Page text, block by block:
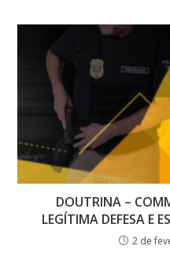
DOUTRINA –
LEGÍTIMA DEFESA E
2 de